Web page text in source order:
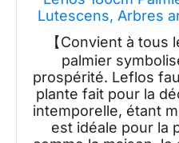
Lutescens, Arbres
Seulement avec 18
2-
【Convient à tous
palmier
prospérité. Leflos
plante fait pour la
intemporelle, étant
est idéale pour la